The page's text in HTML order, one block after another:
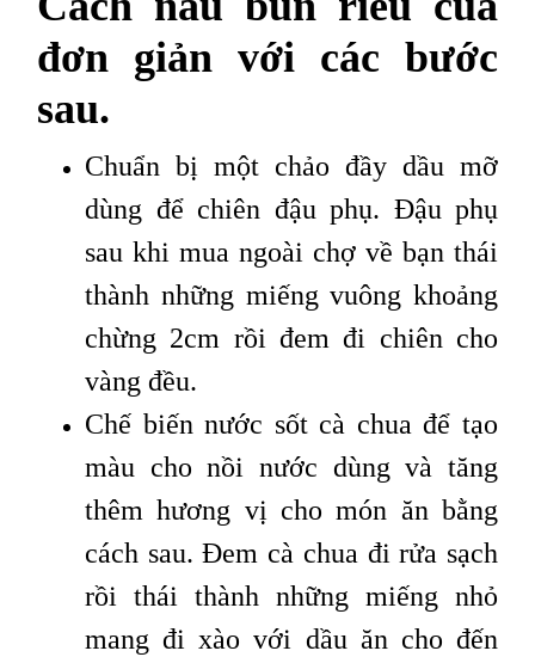
đơn giản với các bước
sau.
Chuẩn bị một chảo đầy dầu mỡ
dùng để chiên đậu phụ. Đậu phụ
sau khi mua ngoài chợ về bạn thái
thành những miếng vuông khoảng
chừng 2cm rồi đem đi chiên cho
vàng đều.
Chế biến nước sốt cà chua để tạo
màu cho nồi nước dùng và tăng
thêm hương vị cho món ăn bằng
cách sau. Đem cà chua đi rửa sạch
rồi thái thành những miếng nhỏ
mang đi xào với dầu ăn cho đến